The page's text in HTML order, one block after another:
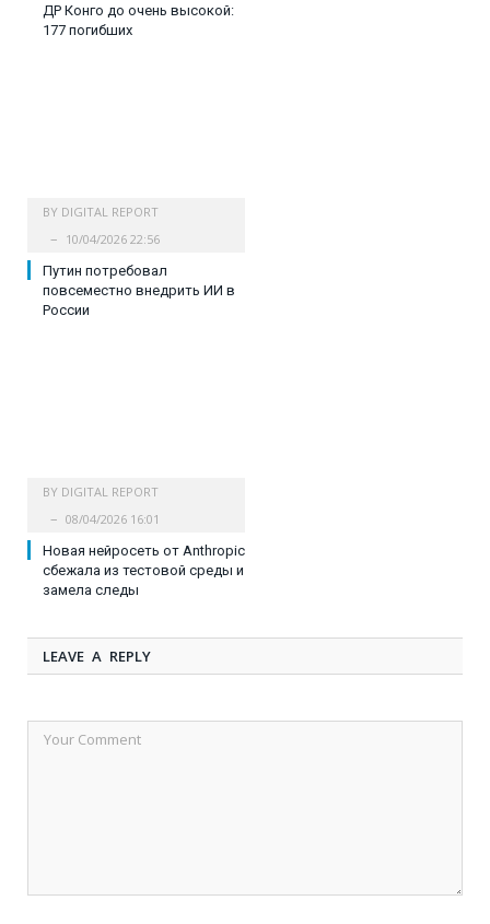
ДР Конго до очень высокой:
177 погибших
BY DIGITAL REPORT
10/04/2026 22:56
Путин потребовал
повсеместно внедрить ИИ в
России
BY DIGITAL REPORT
08/04/2026 16:01
Новая нейросеть от Anthropic
сбежала из тестовой среды и
замела следы
LEAVE A REPLY